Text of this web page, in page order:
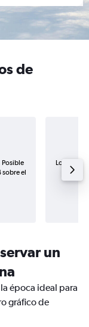
de
Posible
sobre el
Los
de
un
época ideal para
gráfico de